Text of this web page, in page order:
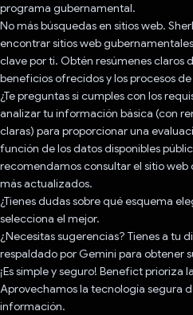
programa gubernamental.
No más búsquedas en sitios web.
encontrar sitios web
clave por ti. Obtén resúmenes claros
beneficios ofrecidos y los procesos
¿Te preguntas si cumples con los
analizar tu información básica (con
claras) para proporcionar una
función de los datos disponibles
recomendamos consultar el sitio
más actualizados.
¿Tienes dudas sobre qué esquema
selecciona el mejor.
¿Necesitas sugerencias? Tienes a tu
respaldado por Gemini para obtener
¡Es simple y seguro! Benefict prioriza
Aprovechamos la tecnología segura
información.